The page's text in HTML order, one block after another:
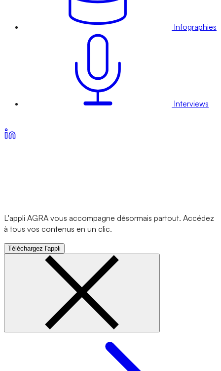
Infographies
Interviews
L'appli AGRA vous accompagne désormais partout. Accédez
à tous vos contenus en un clic.
Téléchargez l'appli